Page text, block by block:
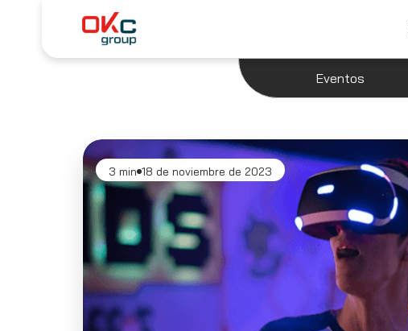
Eventos
3 min 18 de noviembre de 2023